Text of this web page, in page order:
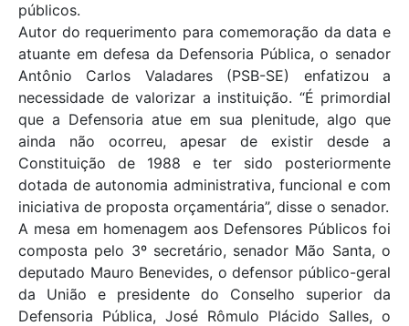
públicos.
Autor do requerimento para comemoração da data e
atuante em defesa da Defensoria Pública, o senador
Antônio Carlos Valadares (PSB-SE) enfatizou a
necessidade de valorizar a instituição. “É primordial
que a Defensoria atue em sua plenitude, algo que
ainda não ocorreu, apesar de existir desde a
Constituição de 1988 e ter sido posteriormente
dotada de autonomia administrativa, funcional e com
iniciativa de proposta orçamentária”, disse o senador.
A mesa em homenagem aos Defensores Públicos foi
composta pelo 3º secretário, senador Mão Santa, o
deputado Mauro Benevides, o defensor público-geral
da União e presidente do Conselho superior da
Defensoria Pública, José Rômulo Plácido Salles, o